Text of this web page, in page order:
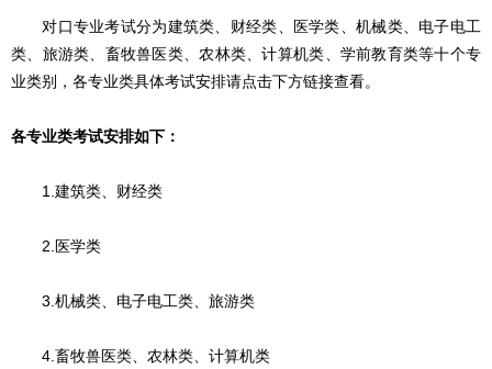
对口专业考试分为建筑类、财经类、医学类、机械类、电子电工
类、旅游类、畜牧兽医类、农林类、计算机类、学前教育类等十个专
业类别，各专业类具体考试安排请点击下方链接查看。
各专业类考试安排如下：
1. 建筑类、财经类
2. 医学类
3. 机械类、电子电工类、旅游类
4. 畜牧兽医类、农林类、计算机类